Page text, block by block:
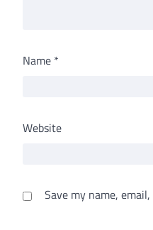
Name *
Website
Save my name,